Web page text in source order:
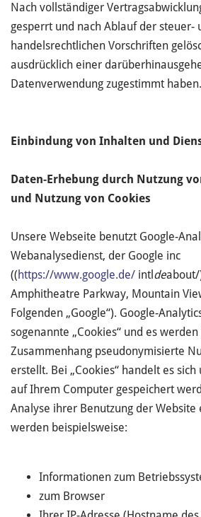
Nach vollständiger
gesperrt und nach Ablauf der steuer-
handelsrechtlichen Vorschriften
ausdrücklich einer
Datenverwendung zugestimmt haben.
Einbindung von Inhalten und
Daten-Erhebung durch Nutzung
und Nutzung von Cookies
Unsere Webseite benutzt Google-
Webanalysedienst, der Google inc
((https://www.google.de/ intl deabout/
Amphitheatre Parkway, Mountain
Folgenden „Google“). Google-
sogenannte „Cookies“ und es
Zusammenhang pseudonymisierte
erstellt. Bei „Cookies“ handelt es
auf Ihrem Computer gespeichert
Analyse ihrer Benutzung der Website
werden beispielsweise:
Informationen zum
zum Browser